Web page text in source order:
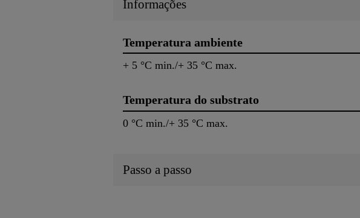
Informações
Temperatura ambiente
+ 5 °C min./+ 35 °C max.
Temperatura do substrato
0 °C min./+ 35 °C max.
Passo a passo